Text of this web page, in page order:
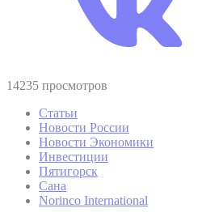
14235 просмотров
Статьи
Новости России
Новости Экономики
Инвестиции
Пятигорск
Сана
Norinco International